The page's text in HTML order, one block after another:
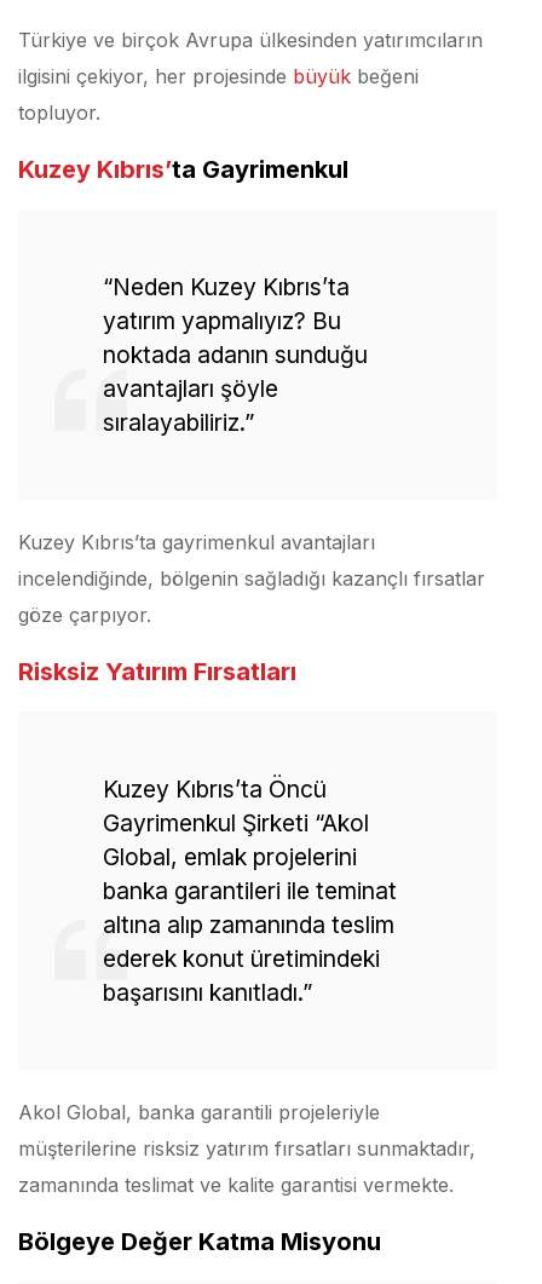
Türkiye ve birçok Avrupa ülkesinden yatırımcıların
ilgisini çekiyor, her projesinde büyük beğeni
topluyor.
Kuzey Kıbrıs’ta Gayrimenkul
“Neden Kuzey Kıbrıs’ta
yatırım yapmalıyız? Bu
noktada adanın sunduğu
avantajları şöyle
sıralayabiliriz.”
Kuzey Kıbrıs’ta gayrimenkul avantajları
incelendiğinde, bölgenin sağladığı kazançlı fırsatlar
göze çarpıyor.
Risksiz Yatırım Fırsatları
Kuzey Kıbrıs’ta Öncü
Gayrimenkul Şirketi “Akol
Global, emlak projelerini
banka garantileri ile teminat
altına alıp zamanında teslim
ederek konut üretimindeki
başarısını kanıtladı.”
Akol Global, banka garantili projeleriyle
müşterilerine risksiz yatırım fırsatları sunmaktadır,
zamanında teslimat ve kalite garantisi vermekte.
Bölgeye Değer Katma Misyonu